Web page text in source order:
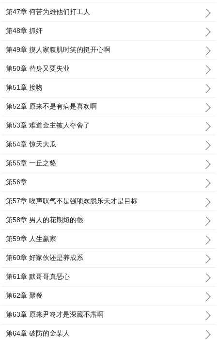
第47章 何苦为难他们打工人
第48章 抓奸
第49章 摸人家腹肌时笑的挺开心啊
第50章 替身又要失业
第51章 接吻
第52章 原来不是有病是喜欢啊
第53章 难道金主被人夺舍了
第54章 惊天大瓜
第55章 一丘之貉
第56章
第57章 唉声叹气不是强项欢脱乐天才是目标
第58章 男人的花期短的很
第59章 人生赢家
第60章 好家伙还是养成系
第61章 默哥哥真恶心
第62章 聚餐
第63章 原来尹咚才是深藏不露啊
第64章 破防的金某人